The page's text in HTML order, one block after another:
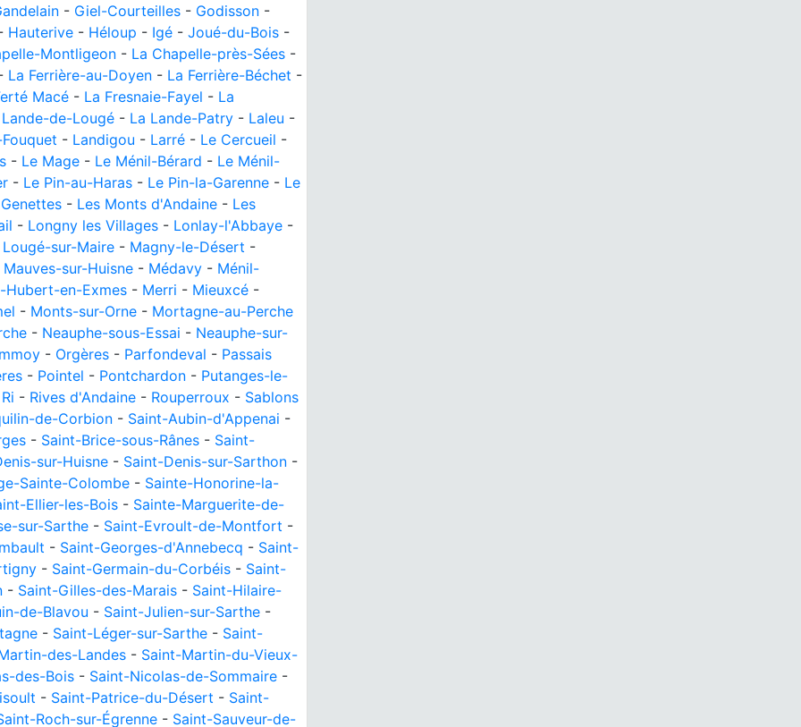
- Giel-Courteilles - Godisson -
Hauterive - Héloup - Igé - Joué-du-Bois -
Montligeon - La Chapelle-près-Sées -
La Ferrière-au-Doyen - La Ferrière-Béchet -
Macé - La Fresnaie-Fayel - La
de-Lougé - La Lande-Patry - Laleu -
- Landigou - Larré - Le Cercueil -
- Le Mage - Le Ménil-Bérard - Le Ménil-
- Le Pin-au-Haras - Le Pin-la-Garenne - Le
- Les Monts d'Andaine - Les
- Longny les Villages - Lonlay-l'Abbaye -
Lougé-sur-Maire - Magny-le-Désert -
Mauves-sur-Huisne - Médavy - Ménil-
Hubert-en-Exmes - Merri - Mieuxcé -
- Monts-sur-Orne - Mortagne-au-Perche
- Neauphe-sous-Essai - Neauphe-sur-
- Orgères - Parfondeval - Passais
- Pointel - Pontchardon - Putanges-le-
Ri - Rives d'Andaine - Rouperroux - Sablons
de-Corbion - Saint-Aubin-d'Appenai -
- Saint-Brice-sous-Rânes - Saint-
sur-Huisne - Saint-Denis-sur-Sarthon -
Sainte-Colombe - Sainte-Honorine-la-
Ellier-les-Bois - Sainte-Marguerite-de-
sur-Sarthe - Saint-Evroult-de-Montfort -
- Saint-Georges-d'Annebecq - Saint-
- Saint-Germain-du-Corbéis - Saint-
- Saint-Gilles-des-Marais - Saint-Hilaire-
de-Blavou - Saint-Julien-sur-Sarthe -
- Saint-Léger-sur-Sarthe - Saint-
des-Landes - Saint-Martin-du-Vieux-
des-Bois - Saint-Nicolas-de-Sommaire -
- Saint-Patrice-du-Désert - Saint-
Roch-sur-Égrenne - Saint-Sauveur-de-